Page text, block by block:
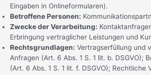
Eingaben in Onlineformularen).
Betroffene Personen:
Zwecke der Verarbeitung:
Erbringung vertraglicher Leistungen und
Rechtsgrundlagen: Vertragserfüllung und
Anfragen (Art. 6 Abs. 1 S. 1 lit. b. DSGVO);
(Art. 6 Abs. 1 S. 1 lit. f. DSGVO); Rechtliche